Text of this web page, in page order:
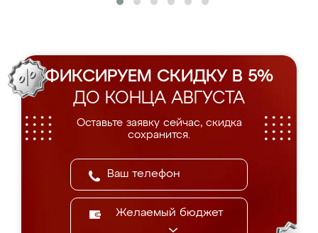
ФИКСИРУЕМ СКИДКУ В 5%
ДО КОНЦА АВГУСТА
Оставьте заявку сейчас, скидка
сохранится.
Желаемый бюджет